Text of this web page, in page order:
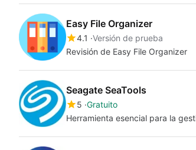
Easy File Organizer
4.1 Versión de prueba
Revisión de Easy File Organizer
Seagate SeaTools
5 Gratuito
Herramienta esencial para la